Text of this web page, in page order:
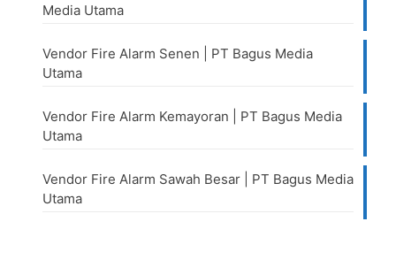
Media Utama
Vendor Fire Alarm Senen | PT Bagus Media
Utama
Vendor Fire Alarm Kemayoran | PT Bagus Media
Utama
Vendor Fire Alarm Sawah Besar | PT Bagus Media
Utama